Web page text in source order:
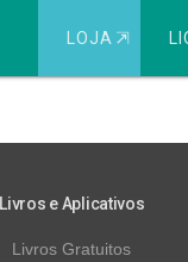
LOJA ⇱
Livros e Aplicativos
Livros Gratuitos